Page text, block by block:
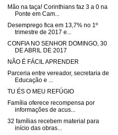
Mão na taça! Corinthians faz 3 a 0 na
Ponte em Cam...
Desemprego fica em 13,7% no 1º
trimestre de 2017 e...
CONFIA NO SENHOR DOMINGO, 30
DE ABRIL DE 2017
NÃO É FÁCIL APRENDER
Parceria entre vereador, secretaria de
Educação e ...
TU ÉS O MEU REFÚGIO
Família oferece recompensa por
informações de acus...
32 famílias recebem material para
início das obras...